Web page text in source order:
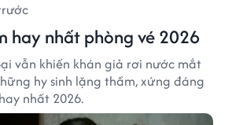
hay nhất phòng vé 2026
vẫn khiến khán giả rơi nước mắt
hy sinh lặng thầm, xứng đáng
nhất 2026.